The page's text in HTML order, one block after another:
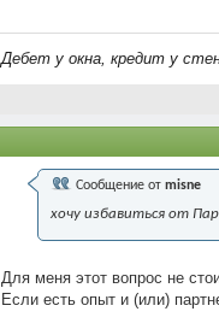
Дебет у окна, кредит у
Сообщение от misne
хочу избавиться от
Для меня этот вопрос не
Если есть опыт и (или)